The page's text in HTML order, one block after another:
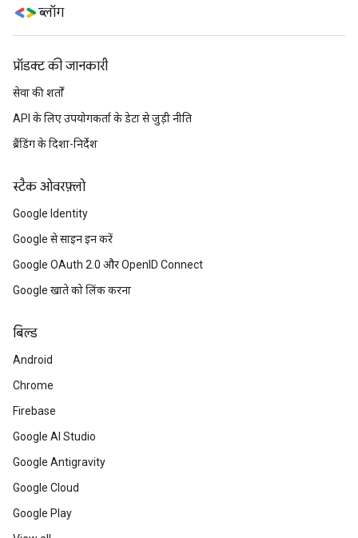
ब्लॉग
प्रॉडक्ट की जानकारी
सेवा की शर्तों
API के लिए उपयोगकर्ता के डेटा से जुड़ी नीति
ब्रैंडिंग के दिशा-निर्देश
स्टैक ओवरफ़्लो
Google Identity
Google से साइन इन करें
Google OAuth 2.0 और OpenID Connect
Google खाते को लिंक करना
बिल्ड
Android
Chrome
Firebase
Google AI Studio
Google Antigravity
Google Cloud
Google Play